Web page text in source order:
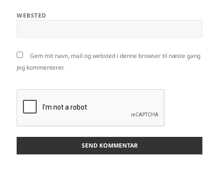
WEBSTED
Gem mit navn, mail og websted i denne browser til næste gang
jeg kommenterer.